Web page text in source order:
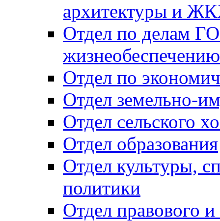
архитектуры и
Отдел по делам
Отдел по
Отдел земельно-
Отдел сельского
Отдел образования
Отдел культуры,
политики
Отдел правового